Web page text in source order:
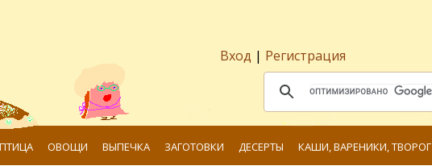
Вход | Регистрация
ПТИЦА ОВОЩИ ВЫПЕЧКА ЗАГОТОВКИ ДЕСЕРТЫ КАШИ, ВАРЕНИКИ, ТВОРОГ